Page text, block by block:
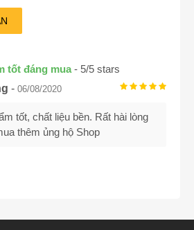
tốt đáng mua- 5/5 stars
- 06/08/2020
tốt, chất liệu bền. Rất hài lòng
thêm ủng hộ Shop